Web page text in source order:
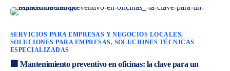
SERVICIOS PARA EMPRESAS Y NEGOCIOS LOCALES,
SOLUCIONES PARA EMPRESAS, SOLUCIONES TÉCNICAS
ESPECIALIZADAS
🏢 Mantenimiento preventivo en oficinas: la clave para un